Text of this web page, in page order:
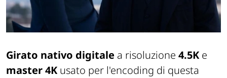
Girato nativo digitale a risoluzione 4.5K e
master 4K usato per l'encoding di questa